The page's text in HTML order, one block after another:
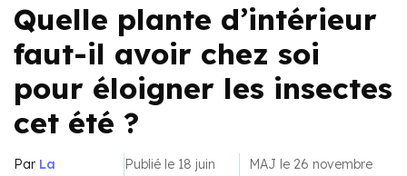
Quelle plante d’intérieur
faut-il avoir chez soi
pour éloigner les insectes
cet été ?
Par La
Publié le 18 juin
MAJ le 26 novembre